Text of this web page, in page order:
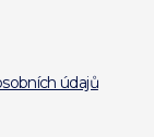
údajů